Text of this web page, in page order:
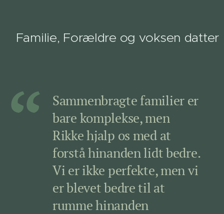
Familie, Forældre og voksen datter
Sammenbragte familier er
bare komplekse, men
Rikke hjalp os med at
forstå hinanden lidt bedre.
Vi er ikke perfekte, men vi
er blevet bedre til at
rumme hinanden